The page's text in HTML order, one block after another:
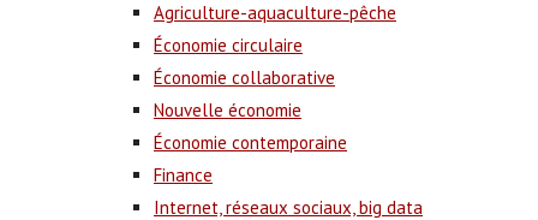
Agriculture-aquaculture-pêche
Économie circulaire
Économie collaborative
Nouvelle économie
Économie contemporaine
Finance
Internet, réseaux sociaux, big data